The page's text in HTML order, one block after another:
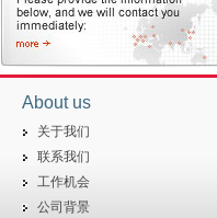
About us
关于我们
联系我们
工作机会
公司背景